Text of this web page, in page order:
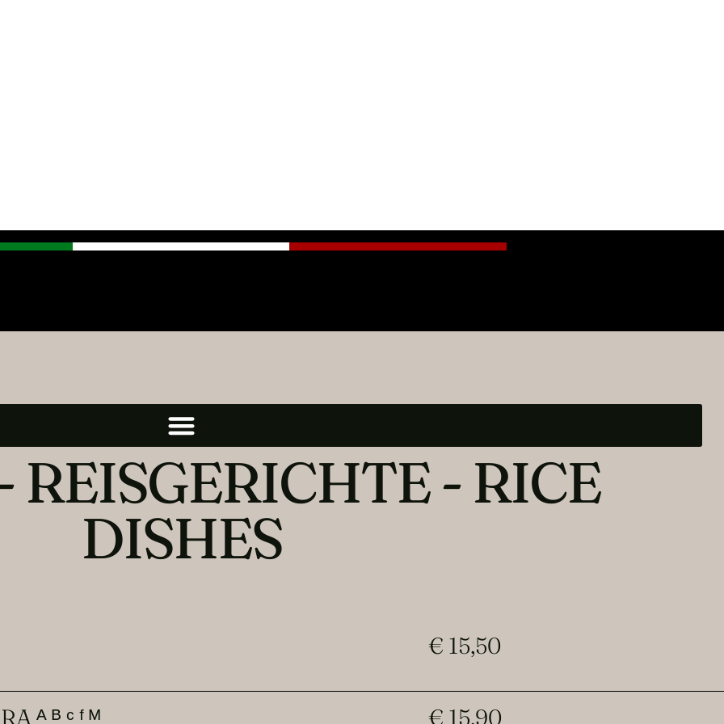
REISGERICHTE - RICE
DISHES
€ 15,50
ᴬ ᴮ ᶜ ᶠ ᴹ € 15,90